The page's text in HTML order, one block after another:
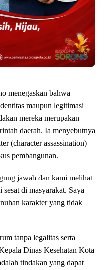
menegaskan bahwa
maupun legitimasi
mereka merupakan
daerah. Ia menyebutnya
(character assassination)
pembangunan.
jawab dan kami melihat
di masyarakat. Saya
karakter yang tidak
tanpa legalitas serta
Dinas Kesehatan Kota
tindakan yang dapat